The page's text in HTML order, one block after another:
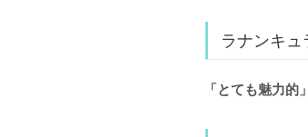
ラナンキ
「とても魅力的